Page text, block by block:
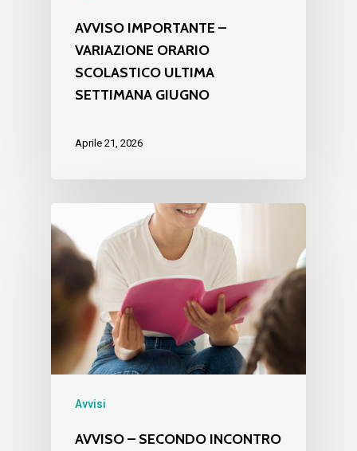
AVVISO IMPORTANTE –
VARIAZIONE ORARIO
SCOLASTICO ULTIMA
SETTIMANA GIUGNO
Aprile 21, 2026
Avvisi
AVVISO – SECONDO INCONTRO